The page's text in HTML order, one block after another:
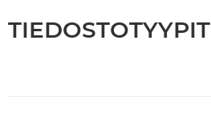
TIEDOSTOTYYPIT